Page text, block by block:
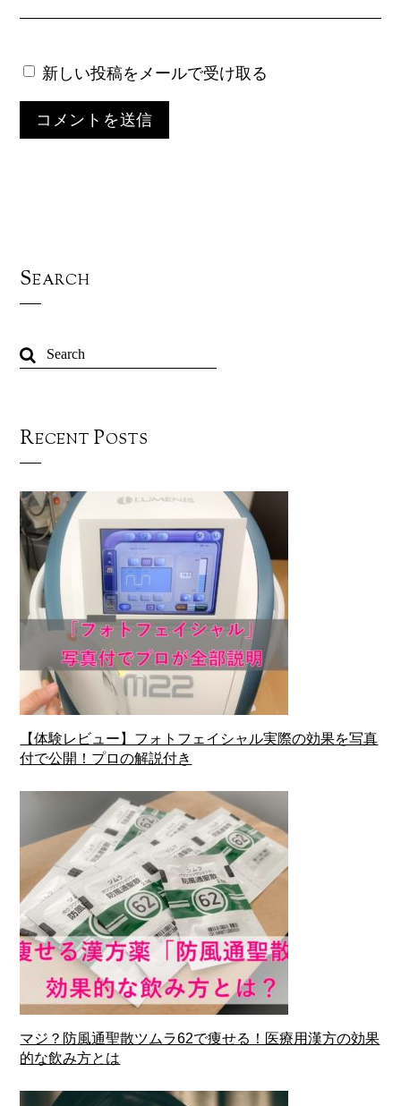
新しい投稿をメールで受け取る
Search
Recent Posts
【体験レビュー】フォトフェイシャル実際の効果を写真
付で公開！プロの解説付き
マジ？防風通聖散ツムラ62で痩せる！医療用漢方の効果
的な飲み方とは